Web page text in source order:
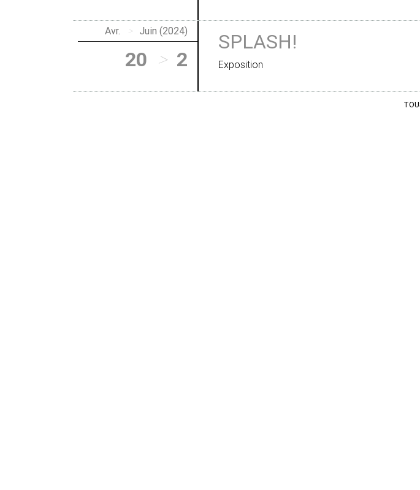
Avr. > Juin (2024)
20 > 2
SPLASH!
Exposition